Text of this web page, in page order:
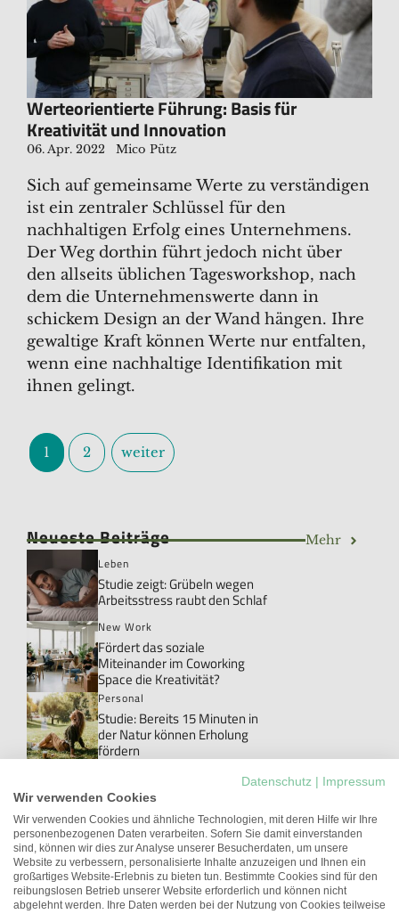
Werteorientierte Führung: Basis für
Kreativität und Innovation
06. Apr. 2022 Mico Pütz
Sich auf gemeinsame Werte zu verständigen
ist ein zentraler Schlüssel für den
nachhaltigen Erfolg eines Unternehmens.
Der Weg dorthin führt jedoch nicht über
den allseits üblichen Tagesworkshop, nach
dem die Unternehmenswerte dann in
schickem Design an der Wand hängen. Ihre
gewaltige Kraft können Werte nur entfalten,
wenn eine nachhaltige Identifikation mit
ihnen gelingt.
1 2 weiter
Neueste Beiträge Mehr
Leben
Studie zeigt: Grübeln wegen
Arbeitsstress raubt den Schlaf
New Work
Fördert das soziale
Miteinander im Coworking
Space die Kreativität?
Personal
Studie: Bereits 15 Minuten in
der Natur können Erholung
fördern
Danke!: Das Wort, das im Job
meistens ungesagt bleibt
New Work
Studie: Workations können die
Arbeitgeberattraktivität
erhöhen
Datenschutz
Impressum
Wir verwenden Cookies
Wir verwenden Cookies und ähnliche Technologien, mit deren Hilfe wir Ihre
personenbezogenen Daten verarbeiten. Sofern Sie damit einverstanden
sind, können wir dies zur Analyse unserer Besucherdaten, um unsere
Website zu verbessern, personalisierte Inhalte anzuzeigen und Ihnen ein
großartiges Website-Erlebnis zu bieten tun. Bestimmte Cookies sind für den
reibungslosen Betrieb unserer Website erforderlich und können nicht
abgelehnt werden. Ihre Daten werden bei der Nutzung von Cookies teilweise